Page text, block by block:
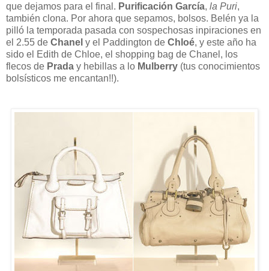
que dejamos para el final. Purificación García, la Puri,
también clona. Por ahora que sepamos, bolsos. Belén ya la
pilló la temporada pasada con sospechosas inpiraciones en
el 2.55 de Chanel y el Paddington de Chloé, y este año ha
sido el Edith de Chloe, el shopping bag de Chanel, los
flecos de Prada y hebillas a lo Mulberry (tus conocimientos
bolsísticos me encantan!!).